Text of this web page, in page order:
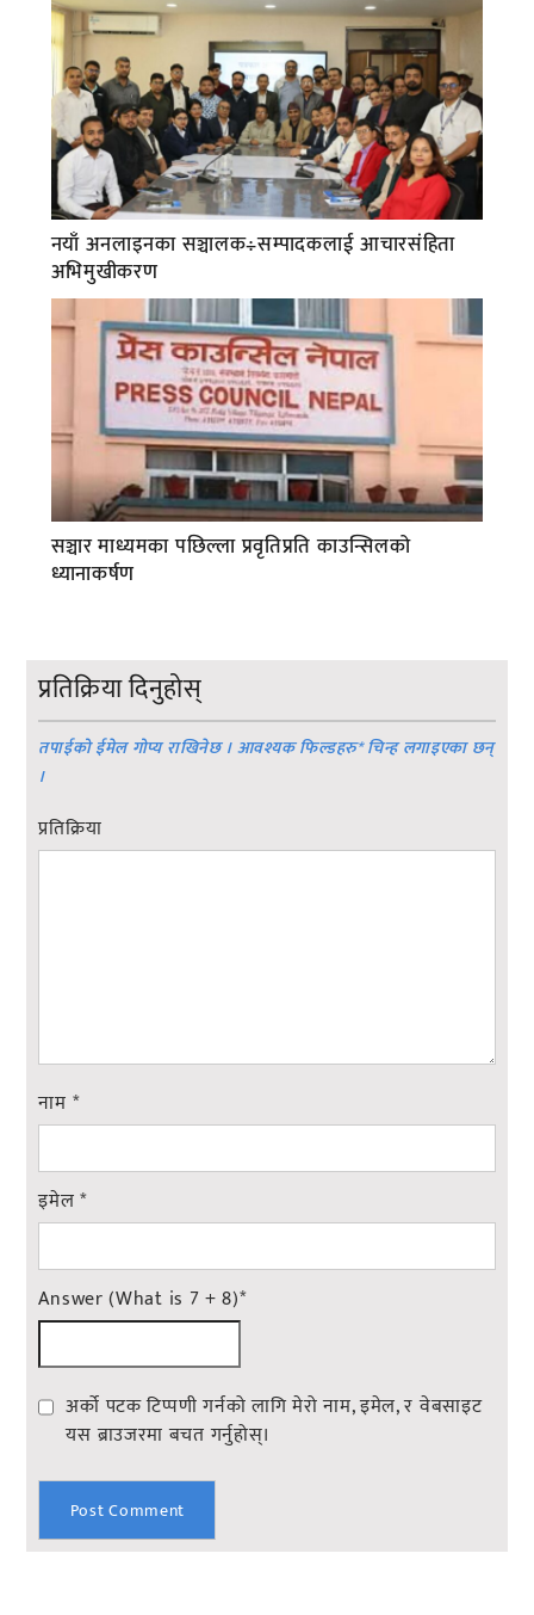
नयाँ अनलाइनका सञ्चालक÷सम्पादकलाई आचारसंहिता
अभिमुखीकरण
सञ्चार माध्यमका पछिल्ला प्रवृतिप्रति काउन्सिलको
ध्यानाकर्षण
प्रतिक्रिया दिनुहोस्
तपाईको ईमेल गोप्य राखिनेछ । आवश्यक फिल्डहरु*चिन्ह लगाइएका छन्
।
प्रतिक्रिया
नाम *
इमेल*
Answer (What is 7 + 8)*
अर्को पटक टिप्पणी गर्नको लागि मेरो नाम, इमेल, र वेबसाइट
यस ब्राउजरमा बचत गर्नुहोस्।